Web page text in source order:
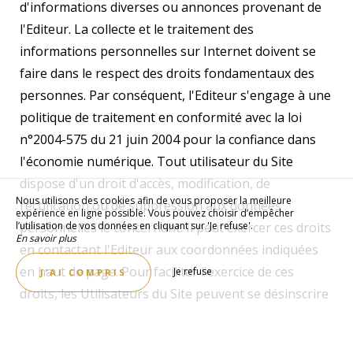
d'informations diverses ou annonces provenant de
l'Editeur. La collecte et le traitement des
informations personnelles sur Internet doivent se
faire dans le respect des droits fondamentaux des
personnes. Par conséquent, l'Editeur s'engage à une
politique de traitement en conformité avec la loi
n°2004-575 du 21 juin 2004 pour la confiance dans
l'économie numérique. Tout utilisateur du Site
dispose d'un droit d'accès, modification, de
rectification ou de suppression aux données
personnelles le concernant. Il peut exercer ces droits
en contactant l'Editeur aux coordonnées indiquées
en haut de page. Pour faciliter l'exercice de ces
droits, les Utilisateurs du Site peuvent se désinscrire
Nous utilisons des cookies afin de vous proposer la meilleure
expérience en ligne possible. Vous pouvez choisir d’empêcher
l’utilisation de vos données en cliquant sur 'Je refuse'.
En savoir plus
J’AI COMPRIS Je refuse